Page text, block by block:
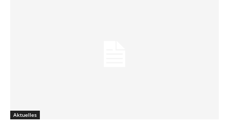
Aktuelles